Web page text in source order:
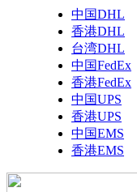
中国DHL
香港DHL
台湾DHL
中国FedEx
香港FedEx
中国UPS
香港UPS
中国EMS
香港EMS